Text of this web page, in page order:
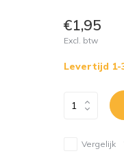
€1,95
Excl. btw
Levertijd 1-
Vergelijk